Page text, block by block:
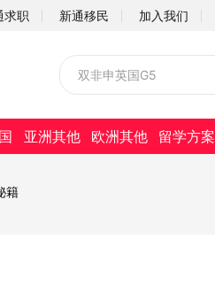
求职 新通移民 加入我们
社会招聘
亚洲其他 欧洲其他 留学方案
籍